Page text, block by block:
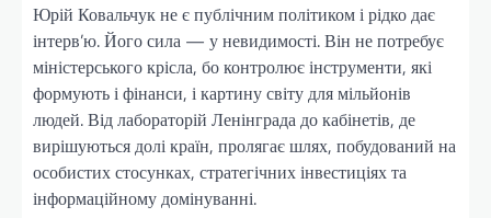
Юрій Ковальчук не є публічним політиком і рідко дає
інтерв’ю. Його сила — у невидимості. Він не потребує
міністерського крісла, бо контролює інструменти, які
формують і фінанси, і картину світу для мільйонів
людей. Від лабораторій Ленінграда до кабінетів, де
вирішуються долі країн, пролягає шлях, побудований на
особистих стосунках, стратегічних інвестиціях та
інформаційному домінуванні.